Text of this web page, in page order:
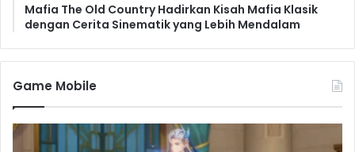
Mafia The Old Country Hadirkan Kisah Mafia Klasik
dengan Cerita Sinematik yang Lebih Mendalam
Game Mobile